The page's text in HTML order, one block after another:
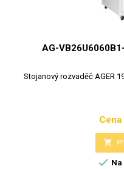
AG-
Stojanový rozvaděč AGER
Cena

